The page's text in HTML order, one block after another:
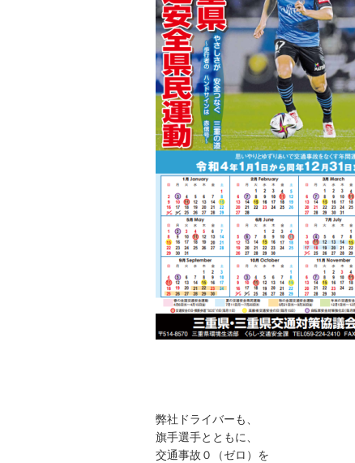
弊社ドライバーも、
旗手選手とともに、
交通事故０（ゼロ）を